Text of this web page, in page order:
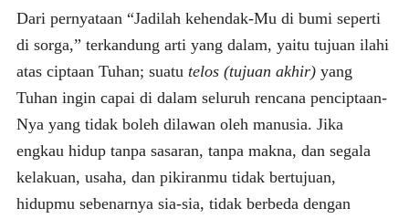
Dari pernyataan “Jadilah kehendak-Mu di bumi seperti
di sorga,” terkandung arti yang dalam, yaitu tujuan ilahi
atas ciptaan Tuhan; suatu telos (tujuan akhir)yang
Tuhan ingin capai di dalam seluruh rencana penciptaan-
Nya yang tidak boleh dilawan oleh manusia. Jika
engkau hidup tanpa sasaran, tanpa makna, dan segala
kelakuan, usaha, dan pikiranmu tidak bertujuan,
hidupmu sebenarnya sia-sia, tidak berbeda dengan